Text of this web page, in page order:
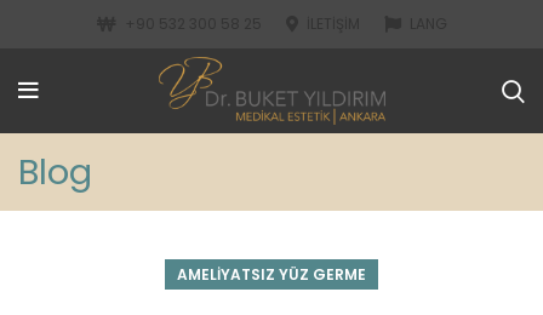
Blog
AMELIYATSIZ YÜZ GERME